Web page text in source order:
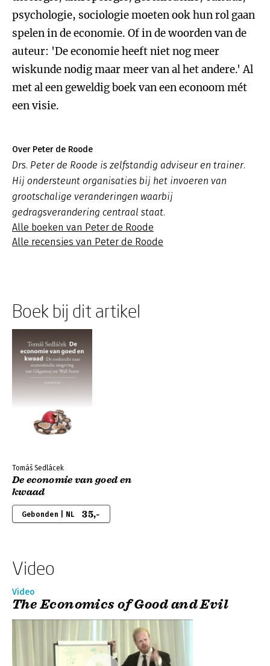
psychologie, sociologie moeten ook hun rol gaan
spelen in de economie. Of in de woorden van de
auteur: 'De economie heeft niet nog meer
wiskunde nodig maar meer van al het andere.' Al
met al een geweldig boek van een econoom mét
een visie.
Over Peter de Roode
Drs. Peter de Roode is zelfstandig adviseur en trainer.
Hij ondersteunt organisaties bij het invoeren van
grootschalige veranderingen waarbij
gedragsverandering centraal staat.
Alle boeken van Peter de Roode
Alle recensies van Peter de Roode
Boek bij dit artikel
Tomáš Sedlácek
De economie van goed en
kwaad
Gebonden | NL 35,-
Video
Video
The Economics of Good and Evil